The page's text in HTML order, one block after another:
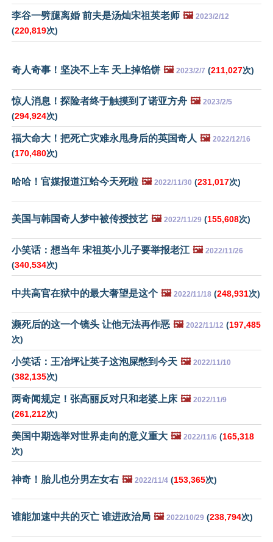
李谷一劈腿离婚 前夫是汤灿宋祖英老师 🖼️ 2023/2/12
(220,819次)
奇人奇事！坚决不上车 天上掉馅饼 🖼️ 2023/2/7 (211,027次)
惊人消息！探险者终于触摸到了诺亚方舟 🖼️ 2023/2/5
(294,924次)
福大命大！把死亡灾难永甩身后的英国奇人 🖼️ 2022/12/16
(170,480次)
哈哈！官媒报道江蛤今天死啦 🖼️ 2022/11/30 (231,017次)
美国与韩国奇人梦中被传授技艺 🖼️ 2022/11/29 (155,608次)
小笑话：想当年 宋祖英小儿子要举报老江 🖼️ 2022/11/26
(340,534次)
中共高官在狱中的最大奢望是这个 🖼️ 2022/11/18 (248,931次)
濒死后的这一个镜头 让他无法再作恶 🖼️ 2022/11/12 (197,485
次)
小笑话：王冶坪让英子这泡屎憋到今天 🖼️ 2022/11/10
(382,135次)
两奇闻规定！张高丽反对只和老婆上床 🖼️ 2022/11/9
(261,212次)
美国中期选举对世界走向的意义重大 🖼️ 2022/11/6 (165,318
次)
神奇！胎儿也分男左女右 🖼️ 2022/11/4 (153,365次)
谁能加速中共的灭亡 谁进政治局 🖼️ 2022/10/29 (238,794次)